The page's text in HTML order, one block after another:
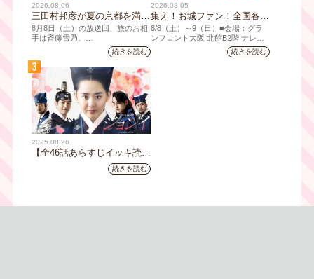
2026.08.06
三田村邦彦が夏の京都を満喫
｜太っ腹な「無限朝食」、住
宅街の隠れ家・角打ち、売り
切れ御免の夏の名物を堪能！
三田村大絶賛！暑い時こそ食
べたい絶品四川料理も
8月8日（土）の放送回、旅のお相
手は斉藤雪乃。
「おとな旅あるき旅」は毎週土曜
夕方6:30～放送。三田村邦彦が訪
れた先の土地を歩いて、地元の美
味や美酒、風景を味わい、そして
地元の人々とのふれあいの中から
感じたことを伝える“おとなのため
の”旅番組です。
今回は夏の京都へ。五感で愉し
む、雅な伝統×心潤す美味いもん
続きを読む
2026.08.05
集え！お城ファン！全国各地
のお城PRブースが群雄割
拠！『大阪・お城フェス
2026』、いよいよ8/8（土）
8/8（⼟）～9（日）■会場：グラ
ンフロント⼤阪 北館B2階 ナレッ
ジキャピタル コングレコンベンシ
ョンセンター ⼤⼈ 前売1,400円
続きを読む
3
2025.08.26
【全46話あらすじイッキ読
み】韓国ドラマ『火の女神
ジョンイ』｜テレビ大阪 9
続きを読む